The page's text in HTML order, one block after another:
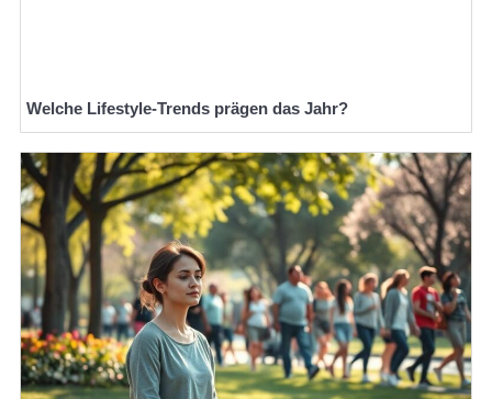
Welche Lifestyle-Trends prägen das Jahr?